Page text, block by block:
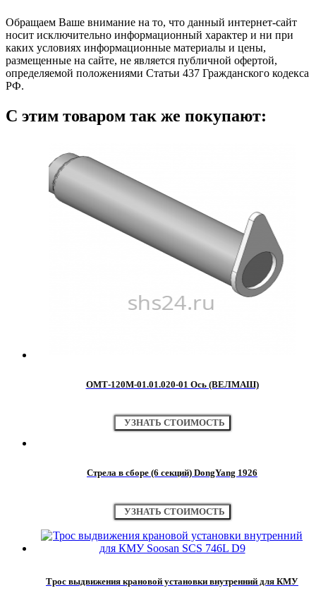
Обращаем Ваше внимание на то, что данный интернет-сайт
носит исключительно информационный характер и ни при
каких условиях информационные материалы и цены,
размещенные на сайте, не является публичной офертой,
определяемой положениями Статьи 437 Гражданского кодекса
РФ.
С этим товаром так же покупают:
ОМТ-120М-01.01.020-01 Ось (ВЕЛМАШ)
УЗНАТЬ СТОИМОСТЬ
Стрела в сборе (6 секций) DongYang 1926
УЗНАТЬ СТОИМОСТЬ
Трос выдвижения крановой установки внутренний для КМУ